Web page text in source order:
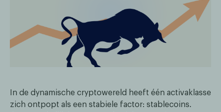
In de dynamische cryptowereld heeft één activaklasse
zich ontpopt als een stabiele factor: stablecoins.